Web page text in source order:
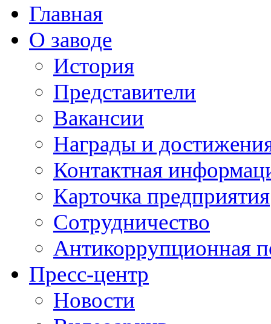
Главная
О заводе
История
Представители
Вакансии
Награды и
Контактная
Карточка предприятия
Сотрудничество
Антикоррупционная
Пресс-центр
Новости